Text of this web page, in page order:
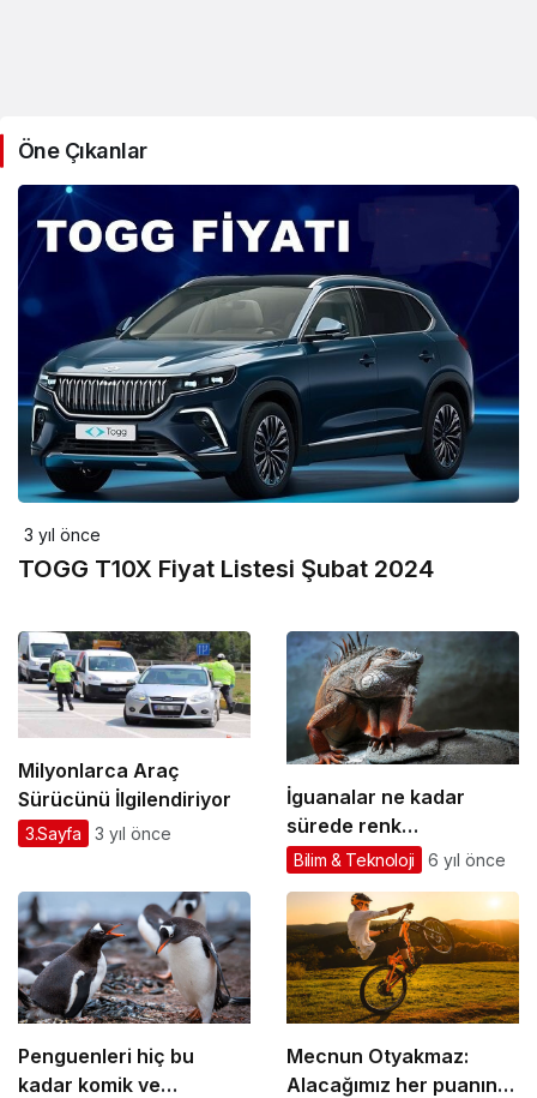
Öne Çıkanlar
3 yıl önce
TOGG T10X Fiyat Listesi Şubat 2024
Milyonlarca Araç
Sürücünü İlgilendiriyor
3.Sayfa 3 yıl önce
İguanalar ne kadar
sürede renk
değiştirebilir ? Detaylar
Bilim & Teknoloji 6 yıl önce
Penguenleri hiç bu
kadar komik ve
Mecnun Otyakmaz:
Alacağımız her puanın